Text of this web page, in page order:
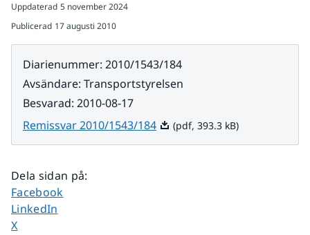
Uppdaterad 5 november 2024
Publicerad 17 augusti 2010
Diarienummer: 2010/1543/184
Avsändare: Transportstyrelsen
Besvarad: 2010-08-17
Remissvar 2010/1543/184Pdf, 393.3 kB.
(pdf, 393.3 kB)
Dela sidan på:
Dela sidan på
Facebook
Dela sidan på
LinkedIn
Dela sidan på
X